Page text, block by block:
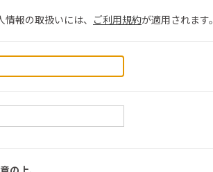
報の取扱いには、 ご利用規約が適用されます。